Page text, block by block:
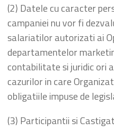
(2) Datele cu caracter
campaniei nu vor fi
salariatilor autorizati ai
departamentelor
contabilitate si juridic ori
cazurilor in care
obligatiile impuse de
(3) Participantii si